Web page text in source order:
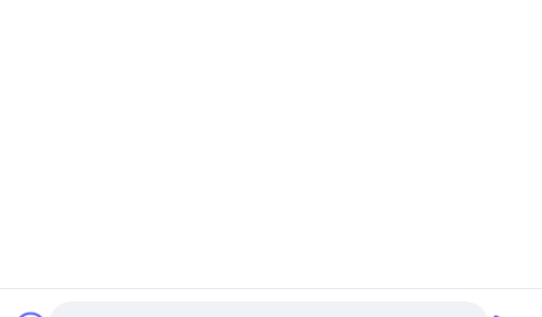
Leverancier. Copyright © 2023-2026 freezeddryer.com . Alle